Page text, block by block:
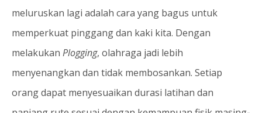
meluruskan lagi adalah cara yang bagus untuk
memperkuat pinggang dan kaki kita. Dengan
melakukan Plogging, olahraga jadi lebih
menyenangkan dan tidak membosankan. Setiap
orang dapat menyesuaikan durasi latihan dan